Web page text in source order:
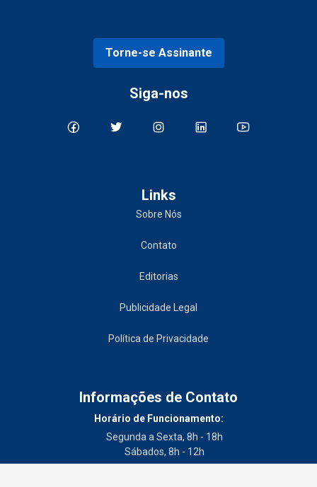
Torne-se Assinante
Siga-nos
Links
Sobre Nós
Contato
Editorias
Publicidade Legal
Política de Privacidade
Informações de Contato
Horário de Funcionamento:
Segunda a Sexta, 8h - 18h
Sábados, 8h - 12h